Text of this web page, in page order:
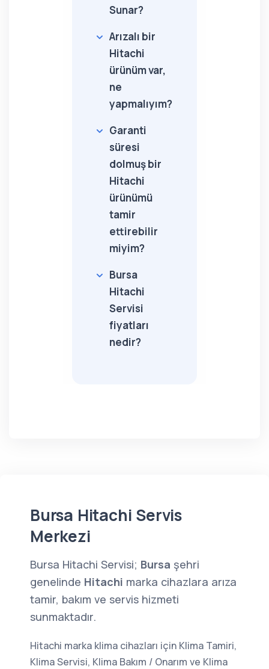
Sunar?
Arızalı bir
Hitachi
ürünüm var,
ne
yapmalıyım?
Garanti
süresi
dolmuş bir
Hitachi
ürünümü
tamir
ettirebilir
miyim?
Bursa
Hitachi
Servisi
fiyatları
nedir?
Bursa Hitachi Servis
Merkezi
Bursa Hitachi Servisi; Bursa şehri
genelinde Hitachi marka cihazlara arıza
tamir, bakım ve servis hizmeti
sunmaktadır.
Hitachi marka klima cihazları için Klima Tamiri,
Klima Servisi, Klima Bakım / Onarım ve Klima